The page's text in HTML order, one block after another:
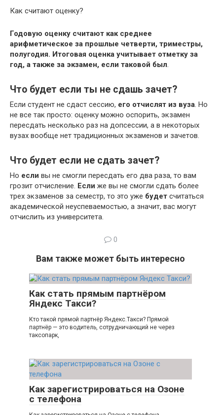
Как считают оценку?
Годовую оценку считают как среднее
арифметическое за прошлые четверти, триместры,
полугодия. Итоговая оценка учитывает отметку за
год, а также за экзамен, если таковой был.
Что будет если ты не сдашь зачет?
Если студент не сдаст сессию, его отчислят из вуза. Но
не все так просто: оценку можно оспорить, экзамен
пересдать несколько раз на допсессии, а в некоторых
вузах вообще нет традиционных экзаменов и зачетов.
Что будет если не сдать зачет?
Но если вы не смогли пересдать его два раза, то вам
грозит отчисление. Если же вы не смогли сдать более
трех экзаменов за семестр, то это уже будет считаться
академической неуспеваемостью, а значит, вас могут
отчислить из университета.
0
Вам также может быть интересно
Как стать прямым партнёром
Яндекс Такси?
Кто такой прямой партнёр Яндекс.Такси? Прямой
партнёр — это водитель, сотрудничающий не через
таксопарк,
Как зарегистрироваться на Озоне
с телефона